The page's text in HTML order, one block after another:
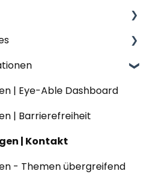
Sprache
| Translate
| Audit
| Report
| Report
| Report
|
| Eye-Able Access
Access
| Eye-Able Access
| Eye-Able Dashboard
| Barrierefreiheit
| Kontakt
- Themen übergreifend